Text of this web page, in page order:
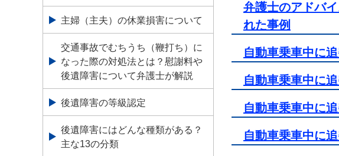
弁護士のアドバ
れた事例
自動車乗車中に
自動車乗車中に
自動車乗車中に
自動車乗車中に
主婦（主夫）の休業損害について
交通事故でむちうち（鞭打ち）に
なった際の対処法とは？慰謝料や
後遺障害について弁護士が解説
後遺障害の等級認定
後遺障害にはどんな種類がある？
主な13の分類